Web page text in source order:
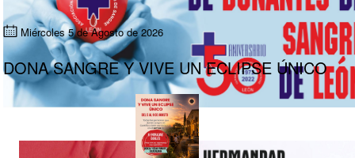
Miércoles 5 de Agosto de 2026
DONA SANGRE Y VIVE UN ECLIPSE ÚNICO